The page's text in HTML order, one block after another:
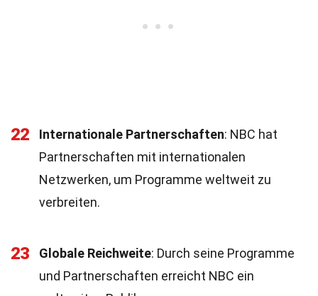
22 Internationale Partnerschaften: NBC hat
Partnerschaften mit internationalen
Netzwerken, um Programme weltweit zu
verbreiten.
23 Globale Reichweite: Durch seine Programme
und Partnerschaften erreicht NBC ein